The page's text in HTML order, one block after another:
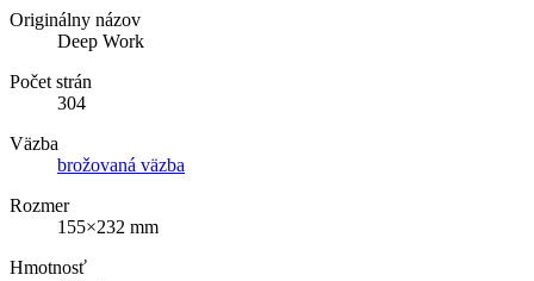
Originálny názov
Deep Work
Počet strán
304
Väzba
brožovaná väzba
Rozmer
155×232 mm
Hmotnosť